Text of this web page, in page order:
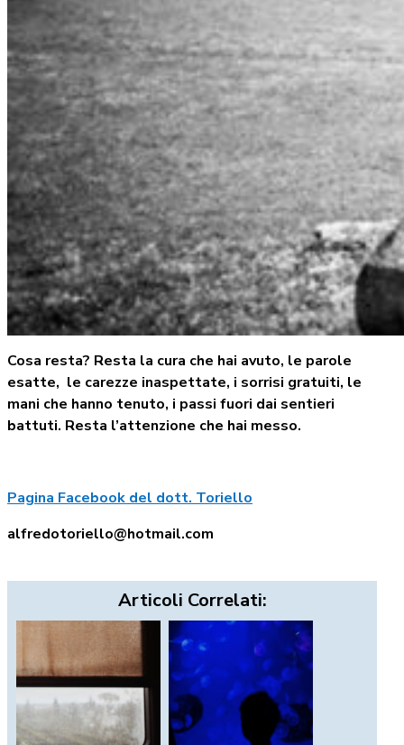
Cosa resta? Resta la cura che hai avuto, le parole
esatte, le carezze inaspettate, i sorrisi gratuiti, le
mani che hanno tenuto, i passi fuori dai sentieri
battuti. Resta l’attenzione che hai messo.
Pagina Facebook del dott. Toriello
alfredotoriello@hotmail.com
Articoli Correlati: